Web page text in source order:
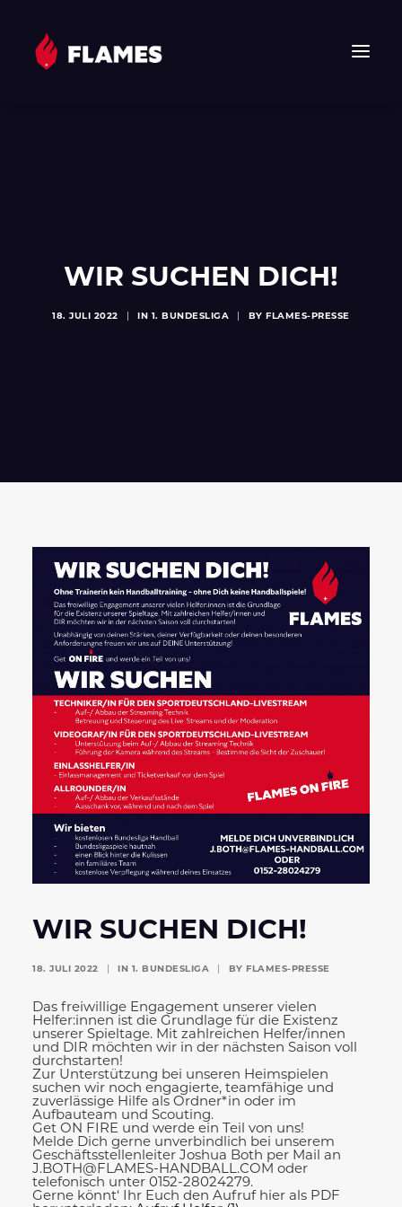
VEREINWIR SUCHEN DICH!
18. JULI 2022 IN 1. BUNDESLIGA BY FLAMES-PRESSE
WIR SUCHEN DICH!
18. JULI 2022 IN 1. BUNDESLIGA BY FLAMES-PRESSE
Das freiwillige Engagement unserer vielen
Helfer:innen ist die Grundlage für die Existenz
unserer Spieltage. Mit zahlreichen Helfer/innen
und DIR möchten wir in der nächsten Saison voll
durchstarten!
Zur Unterstützung bei unseren Heimspielen
suchen wir noch engagierte, teamfähige und
zuverlässige Hilfe als Ordner*in oder im
Aufbauteam und Scouting.
Get ON FIRE und werde ein Teil von uns!
Melde Dich gerne unverbindlich bei unserem
Geschäftsstellenleiter Joshua Both per Mail an
J.BOTH@FLAMES-HANDBALL.COM oder
telefonisch unter 0152-28024279.
Gerne könnt‘ Ihr Euch den Aufruf hier als PDF